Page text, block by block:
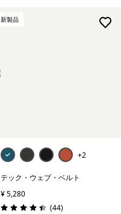
新製品
+2
テック・ウェブ・ベルト
¥ 5,280
(44レビュー
)